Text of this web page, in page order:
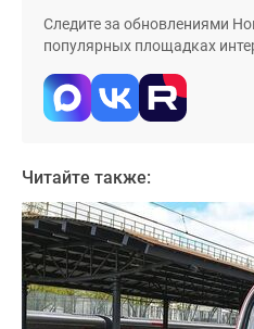
реновации
Москве
Новостройки
Новостройки
бизнес-
класса
Рассрочка
Траншевая
ипотека
Следите за обновлениями
популярных площадках
Читайте также: